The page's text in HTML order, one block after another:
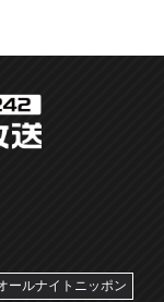
ールナイトニッポン